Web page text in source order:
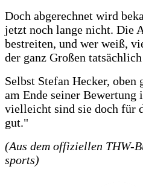
Doch abgerechnet wird
jetzt noch lange nicht. Die
bestreiten, und wer weiß,
der ganz Großen
Selbst Stefan Hecker,
am Ende seiner
vielleicht sind sie doch für
gut."
(Aus dem offiziellen THW-
sports)